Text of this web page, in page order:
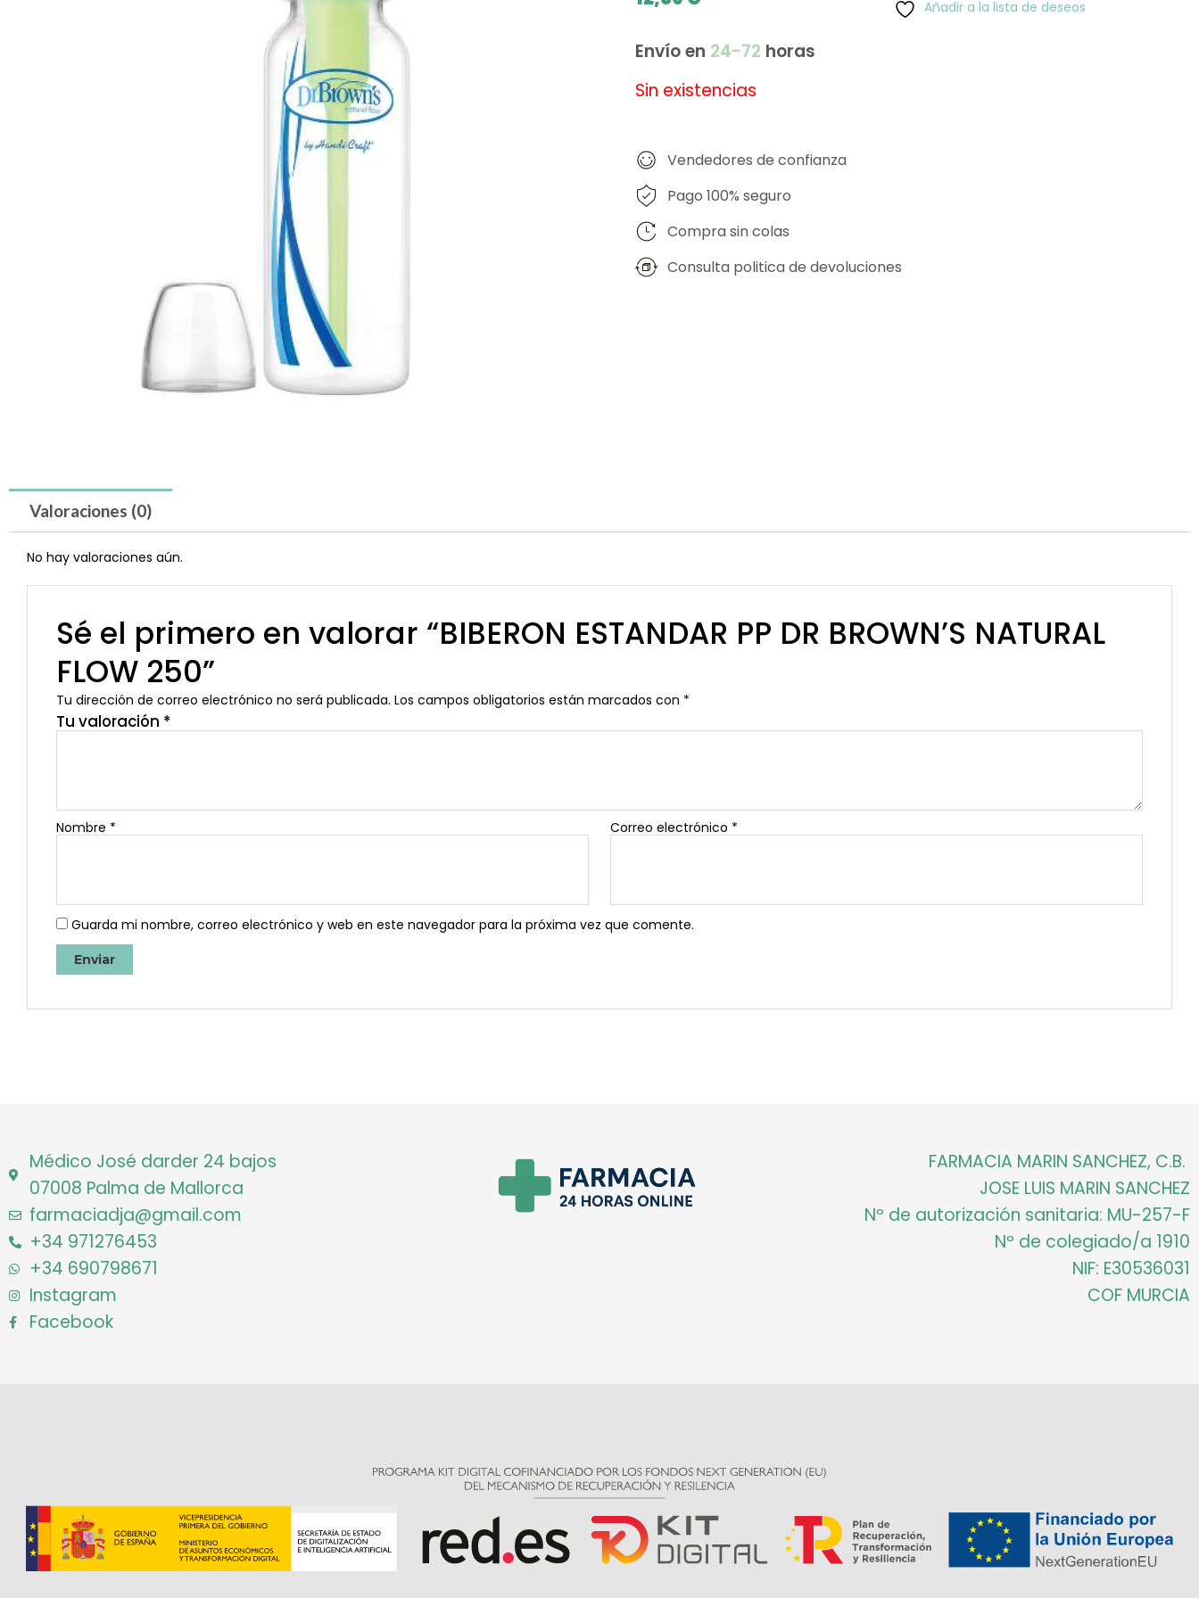
Añadir a la lista de deseos
Envío en 24-72 horas
Sin existencias
Vendedores de confianza
Pago 100% seguro
Compra sin colas
Consulta politica de devoluciones
Valoraciones (0)
No hay valoraciones aún.
Sé el primero en valorar “BIBERON ESTANDAR PP DR BROWN’S NATURAL
FLOW 250”
Tu dirección de correo electrónico no será publicada. Los campos obligatorios están marcados con *
Tu valoración *
Nombre * Correo electrónico *
Guarda mi nombre, correo electrónico y web en este navegador para la próxima vez que comente.
Médico José darder 24 bajos
07008 Palma de Mallorca
farmaciadja@gmail.com
+34 971276453
+34 690798671
Instagram
Facebook
FARMACIA MARIN SANCHEZ, C.B.
JOSE LUIS MARIN SANCHEZ
Nº de autorización sanitaria: MU-257-F
Nº de colegiado/a 1910
NIF: E30536031
COF MURCIA